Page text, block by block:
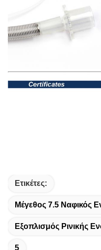
Ετικέτες:
Μέγεθος 7.5 Ναφικός
Εξοπλισμός Ρινικής
5